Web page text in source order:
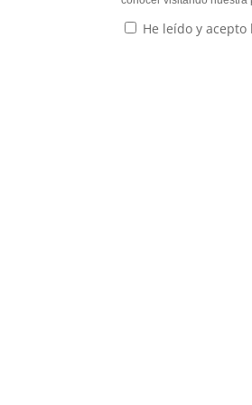
He leído y acepto